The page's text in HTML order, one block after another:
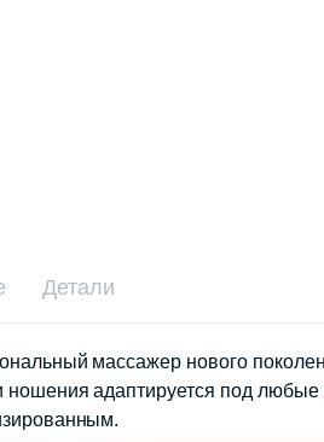
Детали
массажер нового
ношения адаптируется под